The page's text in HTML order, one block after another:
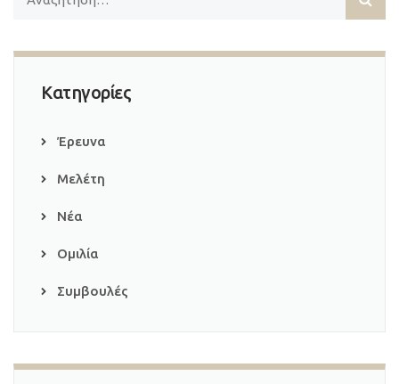
Κατηγορίες
Έρευνα
Μελέτη
Νέα
Ομιλία
Συμβουλές